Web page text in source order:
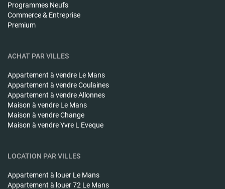
Programmes Neufs
Commerce & Entreprise
Premium
ACHAT PAR VILLES
Appartement à vendre Le Mans
Appartement à vendreCoulaines
Appartement à vendreAllonnes
Maison à vendre Le Mans
Maison à vendreChange
Maison à vendreYvre L Eveque
LOCATION PAR VILLES
Appartement à louer Le Mans
Appartement à louer72 Le Mans